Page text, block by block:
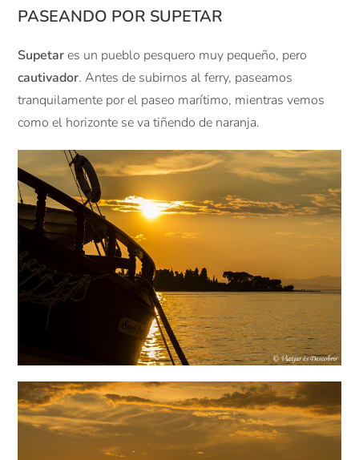
PASEANDO POR SUPETAR
Supetares un pueblo pesquero muy pequeño, pero
cautivador. Antes de subirnos al ferry, paseamos
tranquilamente por el paseo marítimo, mientras vemos
como el horizonte se va tiñendo de naranja.